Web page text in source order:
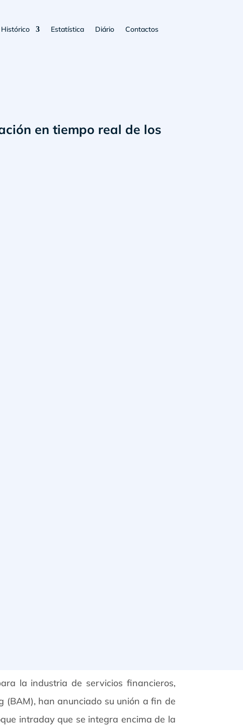
Histórico Estatística Diário Contactos
en tiempo real de los
la industria de servicios financieros,
(BAM), han anunciado su unión a fin de
intraday que se integra encima de la